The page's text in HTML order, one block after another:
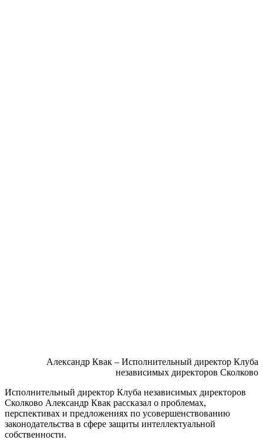
Александр Квак – Исполнительный директор Клуба
независимых директоров Сколково
Исполнительный директор Клуба независимых директоров
Сколково Александр Квак рассказал о проблемах,
перспективах и предложениях по усовершенствованию
законодательства в сфере защиты интеллектуальной
собственности.